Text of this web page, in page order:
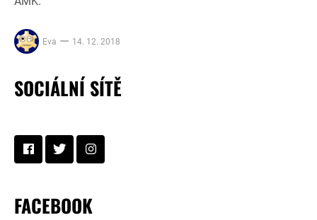
Eva 14. 12. 2018
SOCIÁLNÍ SÍTĚ
FACEBOOK